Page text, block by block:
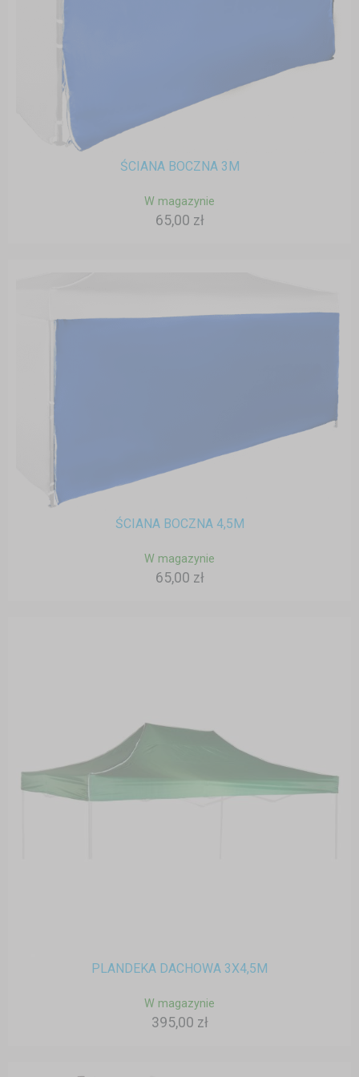
ŚCIANA BOCZNA 3M
W magazynie
65,00 zł
ŚCIANA BOCZNA 4,5M
W magazynie
65,00 zł
PLANDEKA DACHOWA 3X4,5M
W magazynie
395,00 zł